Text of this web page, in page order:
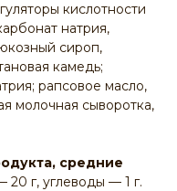
кислотности
натрия,
сироп,
камедь;
рапсовое масло,
молочная сыворотка,
средние
г, углеводы — 1 г.